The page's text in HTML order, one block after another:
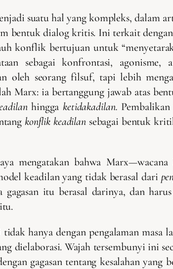
suatu hal yang kompleks, dalam
bentuk dialog kritis. Ini terkait
konflik bertujuan untuk
sebagai konfrontasi, agonisme,
oleh seorang filsuf, tapi lebih
Marx: ia bertanggung jawab atas
hingga ketidakadilan.
konflik keadilan sebagai bentuk
mengatakan bahwa
keadilan yang tidak berasal dari
itu berasal darinya, dan
hanya dengan pengalaman masa
dielaborasi. Wajah tersembunyi ini
gagasan tentang kesalahan yang